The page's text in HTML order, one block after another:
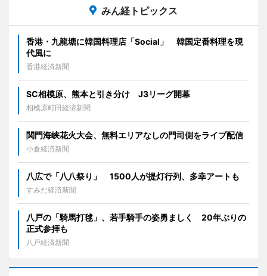
みん経トピックス
香港・九龍塘に韓国料理店「Social」 韓国定番料理を現
代風に
香港経済新聞
SC相模原、熊本と引き分け J3リーグ開幕
相模原町田経済新聞
関門海峡花火大会、無料エリアなしの門司側をライブ配信
小倉経済新聞
八広で「八八祭り」 1500人が提灯行列、多幸アートも
すみだ経済新聞
八戸の「騎馬打毬」、若手騎手の姿勇ましく 20年ぶりの
正式参拝も
八戸経済新聞